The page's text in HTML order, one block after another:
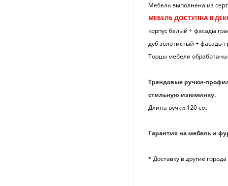
Мебель выполнена из
МЕБЕЛЬ ДОСТУПНА В
корпус белый + фасады
дуб золотистый + фасады
Торцы мебели
Трендовые ручки-
стильную изюминку.
Длина ручки 120 см.
Гарантия на мебель и
* Доставку в другие